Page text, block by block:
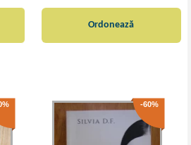
Ordonează
-60%